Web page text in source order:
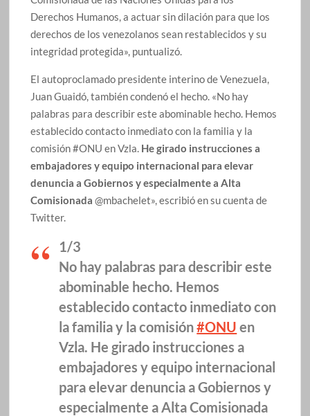
Derechos Humanos, a actuar sin dilación para que los
derechos de los venezolanos sean restablecidos y su
integridad protegida», puntualizó.
El autoproclamado presidente interino de Venezuela,
Juan Guaidó, también condenó el hecho. «No hay
palabras para describir este abominable hecho. Hemos
establecido contacto inmediato con la familia y la
comisión #ONU en Vzla. He girado instrucciones a
embajadores y equipo internacional para elevar
denuncia a Gobiernos y especialmente a Alta
Comisionada @mbachelet», escribió en su cuenta de
Twitter.
1/3
No hay palabras para describir este
abominable hecho. Hemos
establecido contacto inmediato con
la familia y la comisión#ONU en
Vzla. He girado instrucciones a
embajadores y equipo internacional
para elevar denuncia a Gobiernos y
especialmente a Alta Comisionada